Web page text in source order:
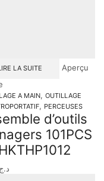
LA SUITE
Aperçu
A MAIN, OUTILLAGE
, PERCEUSES
d’outils
101PCS
د.ج